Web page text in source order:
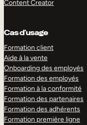
Content Creator
Cas d’usage
Formation client
Aide à la vente
Onboarding des employés
Formation des employés
Formation à la conformité
Formation des partenaires
Formation des adhérents
Formation première ligne